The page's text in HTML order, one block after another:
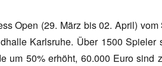
Open (29. März bis 02. April)
Karlsruhe. Über 1500 Spieler
um 50% erhöht, 60.000 Euro sind